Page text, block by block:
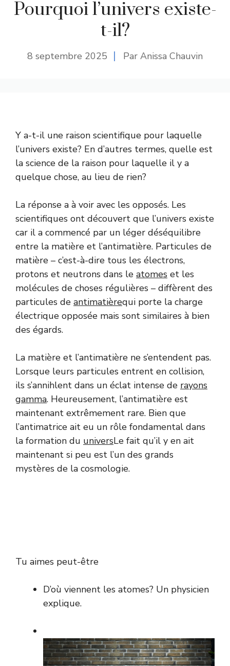
Pourquoi l’univers existe-
t-il?
8 septembre 2025 Par Anissa Chauvin
Y a-t-il une raison scientifique pour laquelle
l’univers existe? En d’autres termes, quelle est
la science de la raison pour laquelle il y a
quelque chose, au lieu de rien?
La réponse a à voir avec les opposés. Les
scientifiques ont découvert que l’univers existe
car il a commencé par un léger déséquilibre
entre la matière et l’antimatière. Particules de
matière – c’est-à-dire tous les électrons,
protons et neutrons dans le atomes et les
molécules de choses régulières – diffèrent des
particules de antimatièrequi porte la charge
électrique opposée mais sont similaires à bien
des égards.
La matière et l’antimatière ne s’entendent pas.
Lorsque leurs particules entrent en collision,
ils s’annihlent dans un éclat intense de rayons
gamma. Heureusement, l’antimatière est
maintenant extrêmement rare. Bien que
l’antimatrice ait eu un rôle fondamental dans
la formation du universLe fait qu’il y en ait
maintenant si peu est l’un des grands
mystères de la cosmologie.
Tu aimes peut-être
D’où viennent les atomes? Un physicien
explique.